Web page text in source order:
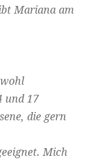
Mariana am
und 17
die gern
Mich